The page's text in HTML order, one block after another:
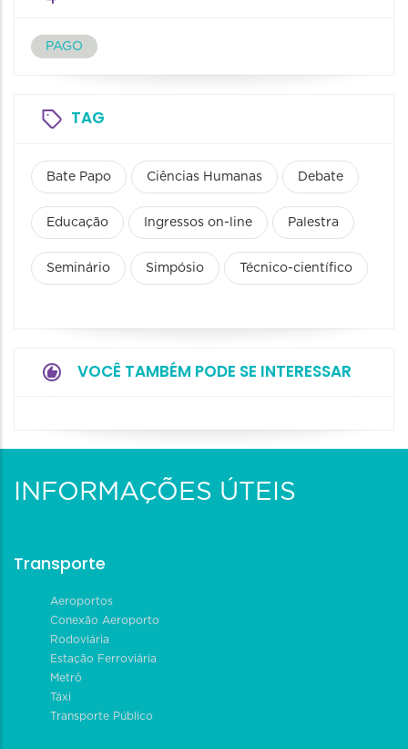
PAGO
TAG
Bate Papo Ciências Humanas Debate
Educação Ingressos on-line Palestra
Seminário Simpósio Técnico-científico
VOCÊ TAMBÉM PODE SE INTERESSAR
INFORMAÇÕES ÚTEIS
Transporte
Aeroportos
Conexão Aeroporto
Rodoviária
Estação Ferroviária
Metrô
Táxi
Transporte Público